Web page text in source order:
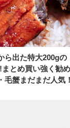
ら出た特大200gの
まとめ買い強く勧
毛蟹まだまだ人気